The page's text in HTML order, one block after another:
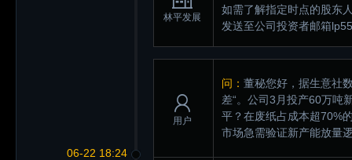
林平发展
如需了解指定时点的股东
发送至公司投资者邮箱
06-22 18:24
用户
问： 董秘您好，据生意社
差“。公司3月投产60万吨
平？在废纸占成本超70%
市场急需验证新产能放量